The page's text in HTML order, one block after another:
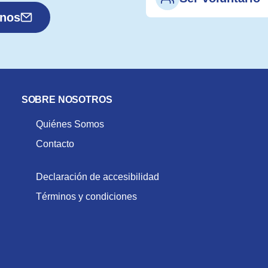
SOBRE NOSOTROS
Quiénes Somos
Contacto
Declaración de accesibilidad
Términos y condiciones